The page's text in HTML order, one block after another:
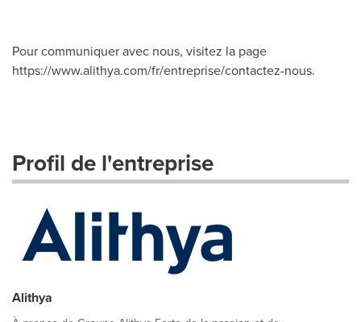
Pour communiquer avec nous, visitez la page
https://www.alithya.com/fr/entreprise/contactez-nous.
Profil de l'entreprise
Alithya